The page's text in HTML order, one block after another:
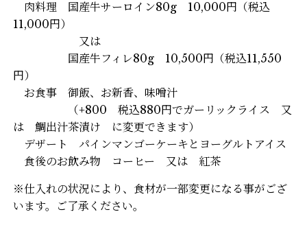
肉料理 国産牛サーロイン80g 10,000円（税込
11,000円）
又は
国産牛フィレ80g 10,500円（税込11,550
円）
お食事 御飯、お新香、味噌汁
（+800 税込880円でガーリックライス 又
は 鯛出汁茶漬け に変更できます）
デザート パインマンゴーケーキとヨーグルトアイス
食後のお飲み物 コーヒー 又は 紅茶
※仕入れの状況により、食材が一部変更になる事がござ
います。ご了承ください。